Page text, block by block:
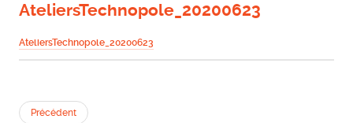
AteliersTechnopole_20200623
AteliersTechnopole_20200623
Précédent